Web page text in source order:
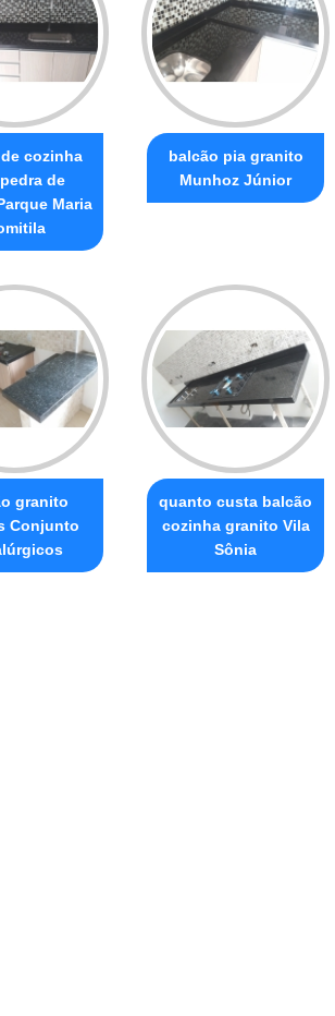
cozinha
de
Maria
balcão pia granito
Munhoz Júnior
granito
Conjunto
quanto custa balcão
cozinha granito Vila
Sônia